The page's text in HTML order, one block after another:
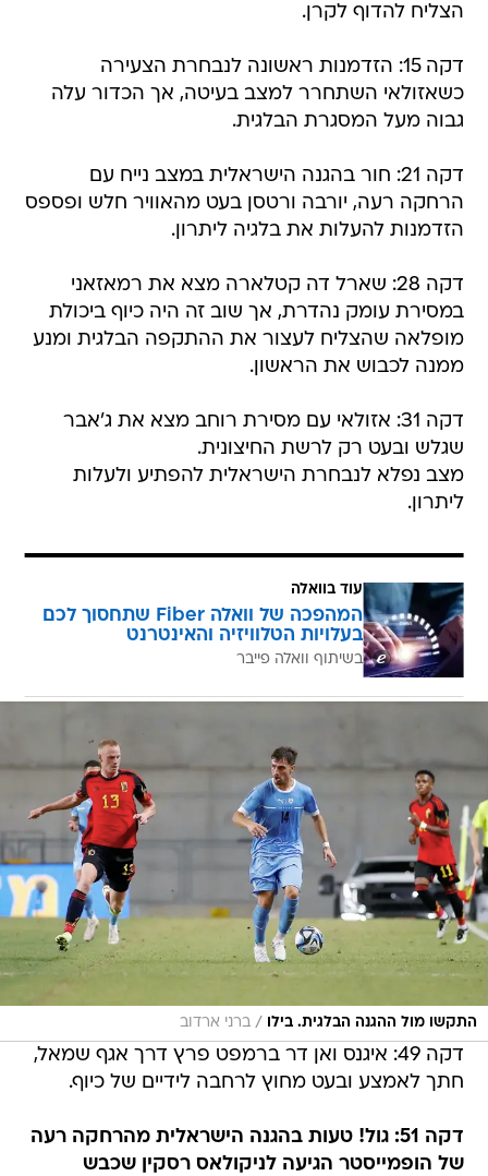
הצליח להדוף לקרן.
דקה 15: הזדמנות ראשונה לנבחרת הצעירה
כשאזולאי השתחרר למצב בעיטה, אך הכדור עלה
גבוה מעל המסגרת הבלגית.
דקה 21: חור בהגנה הישראלית במצב נייח עם
הרחקה רעה, יורבה ורטסן בעט מהאוויר חלש ופספס
הזדמנות להעלות את בלגיה ליתרון.
דקה 28: שארל דה קטלארה מצא את רמאזאני
במסירת עומק נהדרת, אך שוב זה היה כיוף ביכולת
מופלאה שהצליח לעצור את ההתקפה הבלגית ומנע
ממנה לכבוש את הראשון.
דקה 31: אזולאי עם מסירת רוחב מצא את ג'אבר
שגלש ובעט רק לרשת החיצונית.
מצב נפלא לנבחרת הישראלית להפתיע ולעלות
ליתרון.
עוד בוואלה
המהפכה של וואלה Fiber שתחסוך לכם
בעלויות הטלוויזיה והאינטרנט
בשיתוף וואלה פייבר
התקשו מול ההגנה הבלגית. בילו / ברני ארדוב
דקה 49: איגנס ואן דר ברמפט פרץ דרך אגף שמאל,
חתך לאמצע ובעט מחוץ לרחבה לידיים של כיוף.
דקה 51: גול! טעות בהגנה הישראלית מהרחקה רעה
של הופמייסטר הגיעה לניקולאס רסקין שכבש